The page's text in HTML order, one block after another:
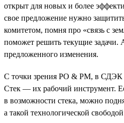
открыт для новых и более
свое предложение нужно
комитетом, помня про «связь с
поможет решить текущие задачи.
предложенного изменения.
С точки зрения PO & PM, в СДЭК
Стек — их рабочий инструмент.
в возможности стека, можно
а такой технологической